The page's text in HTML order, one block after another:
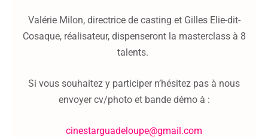
Valérie Milon, directrice de casting et Gilles Elie-dit-
Cosaque, réalisateur, dispenseront la masterclass à 8
talents.
Si vous souhaitez y participer n’hésitez pas à nous
envoyer cv/photo et bande démo à :
cinestarguadeloupe@gmail.com